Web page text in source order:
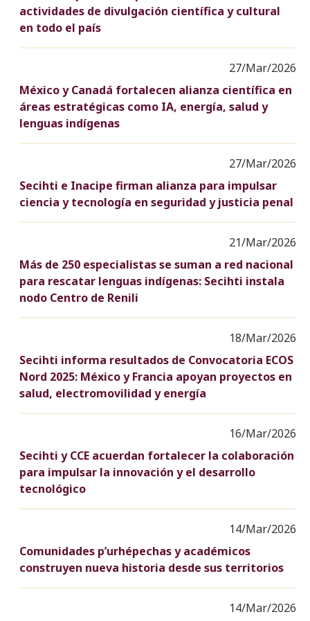
actividades de divulgación científica y cultural
en todo el país
27/Mar/2026
México y Canadá fortalecen alianza científica en
áreas estratégicas como IA, energía, salud y
lenguas indígenas
27/Mar/2026
Secihti e Inacipe firman alianza para impulsar
ciencia y tecnología en seguridad y justicia penal
21/Mar/2026
Más de 250 especialistas se suman a red nacional
para rescatar lenguas indígenas: Secihti instala
nodo Centro de Renili
18/Mar/2026
Secihti informa resultados de Convocatoria ECOS
Nord 2025: México y Francia apoyan proyectos en
salud, electromovilidad y energía
16/Mar/2026
Secihti y CCE acuerdan fortalecer la colaboración
para impulsar la innovación y el desarrollo
tecnológico
14/Mar/2026
Comunidades p’urhépechas y académicos
construyen nueva historia desde sus territorios
14/Mar/2026